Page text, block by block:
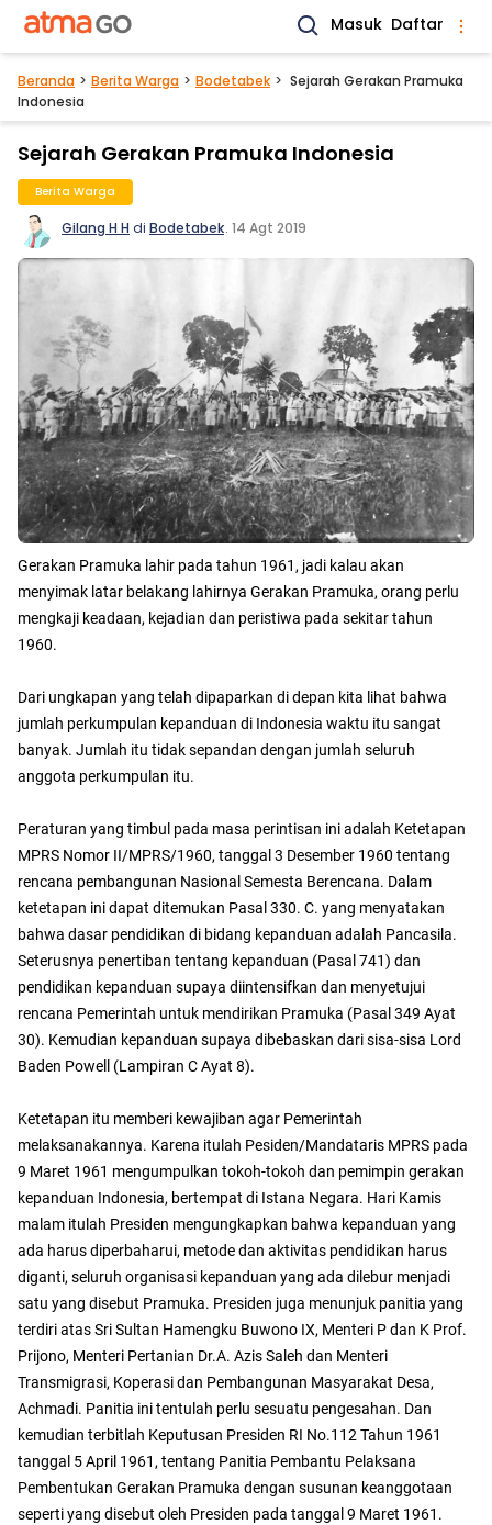
Masuk Daftar
Beranda Berita Warga Bodetabek
Sejarah Gerakan Pramuka
Indonesia
Sejarah Gerakan Pramuka Indonesia
Berita Warga
Gilang H H di Bodetabek. 14 Agt 2019
Gerakan Pramuka lahir pada tahun 1961, jadi kalau akan
menyimak latar belakang lahirnya Gerakan Pramuka, orang perlu
mengkaji keadaan, kejadian dan peristiwa pada sekitar tahun
1960.
Dari ungkapan yang telah dipaparkan di depan kita lihat bahwa
jumlah perkumpulan kepanduan di Indonesia waktu itu sangat
banyak. Jumlah itu tidak sepandan dengan jumlah seluruh
anggota perkumpulan itu.
Peraturan yang timbul pada masa perintisan ini adalah Ketetapan
MPRS Nomor II/MPRS/1960, tanggal 3 Desember 1960 tentang
rencana pembangunan Nasional Semesta Berencana. Dalam
ketetapan ini dapat ditemukan Pasal 330. C. yang menyatakan
bahwa dasar pendidikan di bidang kepanduan adalah Pancasila.
Seterusnya penertiban tentang kepanduan (Pasal 741) dan
pendidikan kepanduan supaya diintensifkan dan menyetujui
rencana Pemerintah untuk mendirikan Pramuka (Pasal 349 Ayat
30). Kemudian kepanduan supaya dibebaskan dari sisa-sisa Lord
Baden Powell (Lampiran C Ayat 8).
Ketetapan itu memberi kewajiban agar Pemerintah
melaksanakannya. Karena itulah Pesiden/Mandataris MPRS pada
9 Maret 1961 mengumpulkan tokoh-tokoh dan pemimpin gerakan
kepanduan Indonesia, bertempat di Istana Negara. Hari Kamis
malam itulah Presiden mengungkapkan bahwa kepanduan yang
ada harus diperbaharui, metode dan aktivitas pendidikan harus
diganti, seluruh organisasi kepanduan yang ada dilebur menjadi
satu yang disebut Pramuka. Presiden juga menunjuk panitia yang
terdiri atas Sri Sultan Hamengku Buwono IX, Menteri P dan K Prof.
Prijono, Menteri Pertanian Dr.A. Azis Saleh dan Menteri
Transmigrasi, Koperasi dan Pembangunan Masyarakat Desa,
Achmadi. Panitia ini tentulah perlu sesuatu pengesahan. Dan
kemudian terbitlah Keputusan Presiden RI No.112 Tahun 1961
tanggal 5 April 1961, tentang Panitia Pembantu Pelaksana
Pembentukan Gerakan Pramuka dengan susunan keanggotaan
seperti yang disebut oleh Presiden pada tanggal 9 Maret 1961.